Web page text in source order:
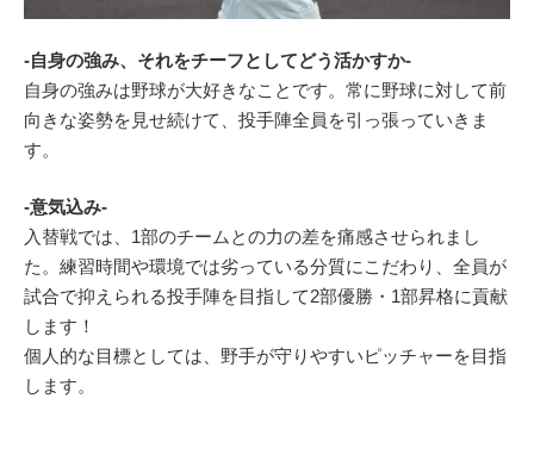
-自身の強み、それをチーフとしてどう活かすか-
自身の強みは野球が大好きなことです。常に野球に対して前
向きな姿勢を見せ続けて、投手陣全員を引っ張っていきま
す。
-意気込み-
入替戦では、1部のチームとの力の差を痛感させられまし
た。練習時間や環境では劣っている分質にこだわり、全員が
試合で抑えられる投手陣を目指して2部優勝・1部昇格に貢献
します！
個人的な目標としては、野手が守りやすいピッチャーを目指
します。